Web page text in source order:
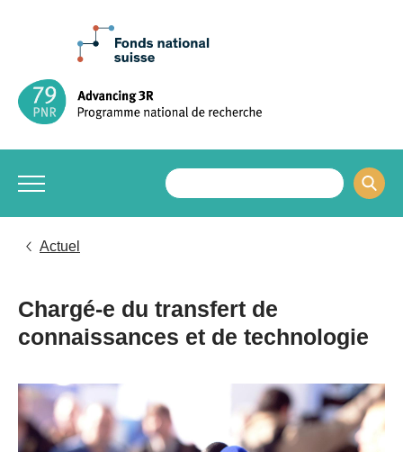
Actuel
Chargé-e du transfert de
connaissances et de technologie